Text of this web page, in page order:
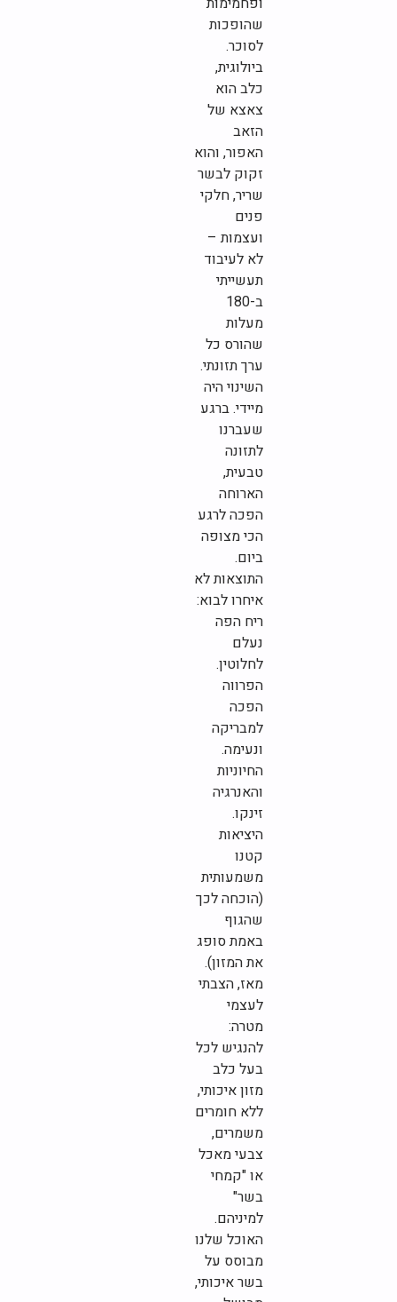
שהופכות
לסוכר.
ביולוגית,
כלב הוא
צאצא של
הזאב
האפור, והוא
זקוק לבשר
שריר, חלקי
פנים
ועצמות –
לא לעיבוד
תעשייתי
ב-180
מעלות
שהורס כל
ערך תזונתי.
השינוי היה
מיידי. ברגע
שעברנו
לתזונה
טבעית,
הארוחה
הפכה לרגע
הכי מצופה
ביום.
התוצאות לא
איחרו לבוא:
ריח הפה
נעלם
לחלוטין.
הפרווה
הפכה
למבריקה
ונעימה.
החיוניות
והאנרגיה
זינקו.
היציאות
קטנו
משמעותית
(הוכחה לכך
שהגוף
באמת סופג
את המזון).
מאז, הצבתי
לעצמי
מטרה:
להנגיש לכל
בעל כלב
מזון איכותי,
ללא חומרים
משמרים,
צבעי מאכל
או "קמחי
בשר"
למיניהם.
האוכל שלנו
מבוסס על
בשר איכותי,